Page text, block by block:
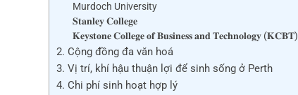
Murdoch University
𝐒𝐭𝐚𝐧𝐥𝐞𝐲 𝐂𝐨𝐥𝐥𝐞𝐠𝐞
𝐊𝐞𝐲𝐬𝐭𝐨𝐧𝐞 𝐂𝐨𝐥𝐥𝐞𝐠𝐞 𝐨𝐟 𝐁𝐮𝐬𝐢𝐧𝐞𝐬𝐬 𝐚𝐧𝐝 𝐓𝐞𝐜𝐡𝐧𝐨𝐥𝐨𝐠𝐲 (𝐊𝐂𝐁𝐓)
2. Cộng đồng đa văn hoá
3. Vị trí, khí hậu thuận lợi để sinh sống ở Perth
4. Chi phí sinh hoạt hợp lý